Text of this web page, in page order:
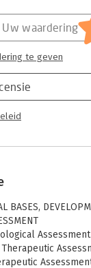
for all
along with
Psychologie
Uw waardering
te geven
BASES,